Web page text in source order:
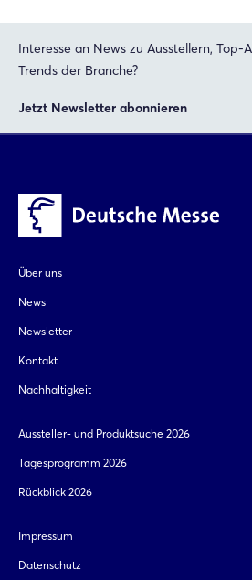
Interesse an News zu Ausstellern,
Trends der Branche?
Jetzt Newsletter abonnieren
Über uns
News
Newsletter
Kontakt
Nachhaltigkeit
Aussteller- und Produktsuche 2026
Tagesprogramm 2026
Rückblick 2026
Impressum
Datenschutz